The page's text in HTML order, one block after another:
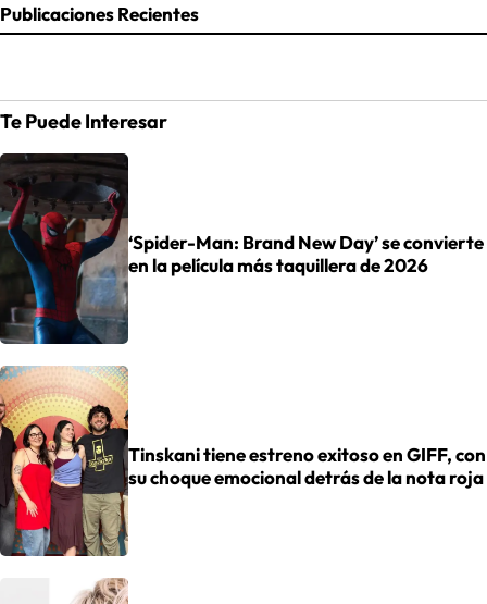
Publicaciones Recientes
Te Puede Interesar
‘Spider-Man: Brand New Day’ se convierte
en la película más taquillera de 2026
Tinskani tiene estreno exitoso en GIFF, con
su choque emocional detrás de la nota roja